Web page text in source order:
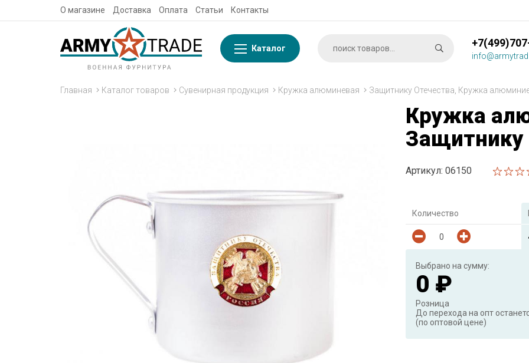
О магазине Доставка Оплата Статьи Контакты
Каталог
Главная Каталог товаров Сувенирная продукция Кружка алюминевая Защитнику Отечества, Кружка
Кружка
Защитнику
Артикул: 06150
Количество
Выбрано на сумму:
0 ₽
Розница
До перехода на опт
(по оптовой цене)